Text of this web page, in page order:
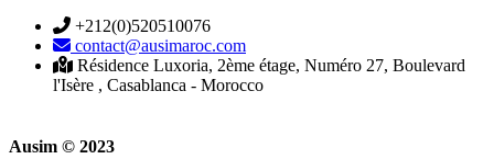
+212(0)520510076
contact@ausimaroc.com
Résidence Luxoria, 2ème étage, Numéro 27, Boulevard
l'Isère , Casablanca - Morocco
Ausim © 2023